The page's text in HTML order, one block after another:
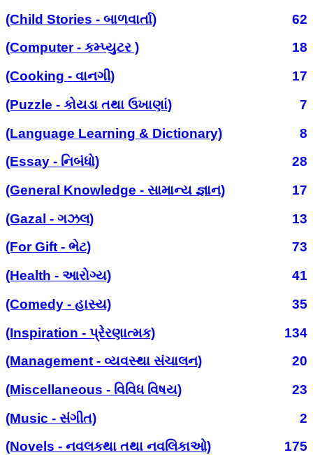
(Child Stories - બાળવાર્તા)
62
(Computer - કમ્પ્યુટર )
18
(Cooking - વાનગી)
17
(Puzzle - કોયડા તથા ઉખાણાં)
7
(Language Learning & Dictionary)
8
(Essay - નિબંધો)
28
(General Knowledge - સામાન્ય જ્ઞાન)
17
(Gazal - ગઝલ)
13
(For Gift - ભેટ)
73
(Health - આરોગ્ય)
41
(Comedy - હાસ્ય)
35
(Inspiration - પ્રેરણાત્મક)
134
(Management - વ્યવસ્થા સંચાલન)
20
(Miscellaneous - વિવિધ વિષય)
23
(Music - સંગીત)
2
(Novels - નવલકથા તથા નવલિકાઓ)
175